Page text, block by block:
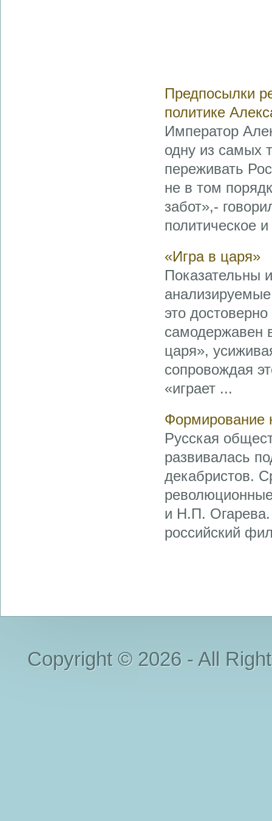
Предпосылки
политике
Император
одну из самых
переживать
не в том
забот»,-
политическое
«Игра в царя»
Показательны
это
самодержавен
царя»,
сопровождая
«играет ...
Формирование
Русская
развивалась
декабристов.
и Н.П.
российский
Copyright © 2026 - All